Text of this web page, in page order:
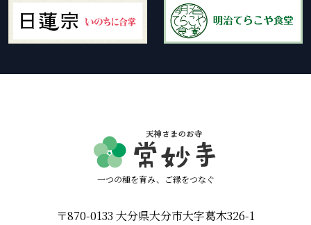
一つの種を育み、ご縁をつなぐ
〒870-0133 大分県大分市大字葛木326-1